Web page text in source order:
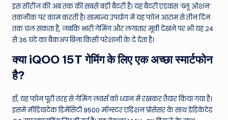
इस सीरीज की अब तक की सबसे बड़ी बैटरी है। यह बैटरी एडवांस ‘ब्लू ओशन’
तकनीक पर काम करती है। सामान्य उपयोग में यह फोन आराम से तीन दिन
तक चल सकता है, जबकि भारी गेमिंग और लगातार मूवी देखने पर भी यह 24
से 36 घंटे का बैकअप बिना किसी परेशानी के दे देता है।
क्या iQOO 15T गेमिंग के लिए एक अच्छा स्मार्टफोन
है?
हाँ, यह फोन पूरी तरह से गेमिंग लवर्स को ध्यान में रखकर तैयार किया गया है।
इसमें मीडियाटेक डिमेंसिटी 9500 मॉन्स्टर एडिशन प्रोसेसर के साथ डेडिकेटेड